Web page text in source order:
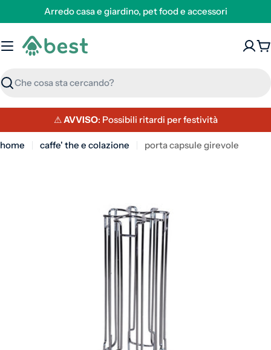
Arredo casa e giardino, pet food e accessori
Ricerca
⚠AVVISO: Possibili ritardi per festività
home caffe' the e colazione porta capsule girevole
supporto 0 in modalità modale